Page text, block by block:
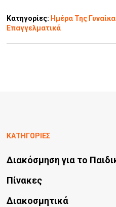
Κατηγορίες: Ημέρα Της
Επαγγελματικά
ΚΑΤΗΓΟΡΙΕΣ
Διακόσμηση για το
Πίνακες
Διακοσμητικά